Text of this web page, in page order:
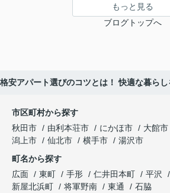
もっと見る
ブログトップへ
格安アパート選びのコツとは！ 快適な暮ら
市区町村から探す
秋田市
由利本荘市 にかほ市 大館市
潟上市
仙北市 横手市
湯沢市
町名から探す
広面
東町 手形 仁井田本町 平沢
新屋北浜町
将軍野南 東通
石脇